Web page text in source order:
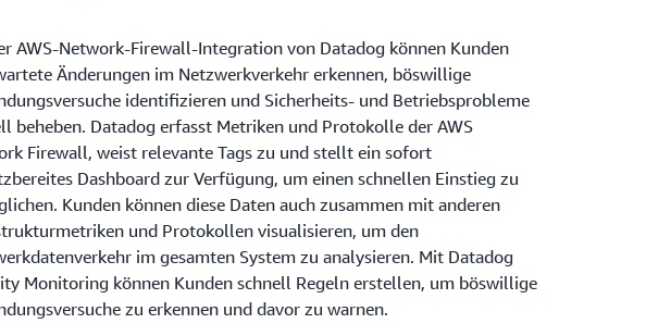
AWS-Network-Firewall-Integration von Datadog können Kunden
Änderungen im Netzwerkverkehr erkennen, böswillige
identifizieren und Sicherheits- und Betriebsprobleme
beheben. Datadog erfasst Metriken und Protokolle der AWS
Firewall, weist relevante Tags zu und stellt ein sofort
Dashboard zur Verfügung, um einen schnellen Einstieg zu
Kunden können diese Daten auch zusammen mit anderen
und Protokollen visualisieren, um den
im gesamten System zu analysieren. Mit Datadog
Monitoring können Kunden schnell Regeln erstellen, um böswillige
zu erkennen und davor zu warnen.